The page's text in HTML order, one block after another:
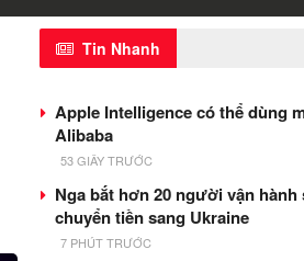
Tin Nhanh
Apple Intelligence có thể dùng
Alibaba
53 GIÂY TRƯỚC
Nga bắt hơn 20 người vận
chuyển tiền sang Ukraine
7 PHÚT TRƯỚC